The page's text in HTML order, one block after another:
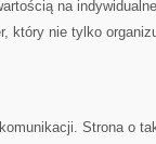
na
który nie tylko
Strona o